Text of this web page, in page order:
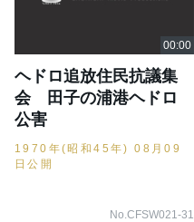
ヘドロ追放住民抗議集
会 田子の浦港ヘドロ
公害
1970年(昭和45年) 08月09
日公開
No.CFSW021-31